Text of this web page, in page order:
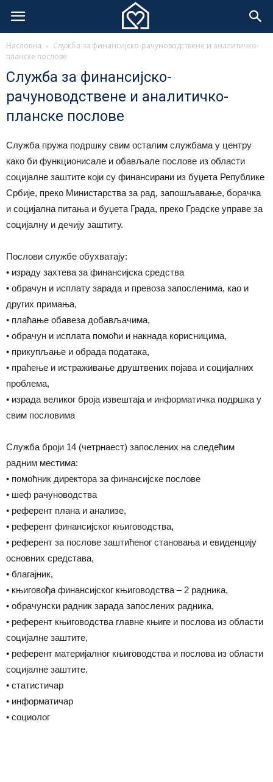
Насловна
Служба за финансијско-рачуноводствене и аналитичко-
планске послове
Служба за финансијско-
рачуноводствене и аналитичко-
планске послове
Служба пружа подршку свим осталим службама у центру
како би функционисале и обављалe послове из области
социјалне заштите који су финансирани из буџета Републике
Србије, преко Министарства за рад, запошљавање, борачка
и социјална питања и буџета Града, преко Градске управе за
социјалну и дечију заштиту.
Послови службе обухватају:
• израду захтева за финансијска средства
• обрачун и исплату зарада и превоза запосленима, као и
других примања,
• плаћање обавеза добављачима,
• обрачун и исплата помоћи и накнада корисницима,
• прикупљање и обрада података,
• праћење и истраживање друштвених појава и социјалних
проблема,
• израда великог броја извештаја и информатичка подршка у
свим пословима
Служба броји 14 (четрнаест) запослених на следећим
радним местима:
• помоћник директора за финансијске послове
• шеф рачуноводства
• референт плана и анализе,
• референт финансијског књиговодства,
• референт за послове заштићеног становања и евиденцију
основних средстава,
• благајник,
• књиговођа финансијског књиговодства – 2 радника,
• обрачунски радник зарада запослених радника,
• референт књиговодства главне књиге и послова из области
социјалне заштите,
• референт материјалног књиговодства и послова из области
социјалне заштите.
• статистичар
• информатичар
• социолог